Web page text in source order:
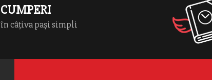
CUMPERI
în câțiva pași simpli